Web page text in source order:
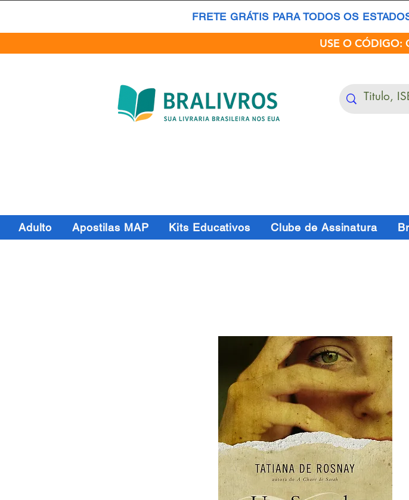
FRETE GRÁTIS PARA TODOS OS
USE O CÓDIGO:
Adulto Apostilas MAP Kits Educativos Clube de Assinatura